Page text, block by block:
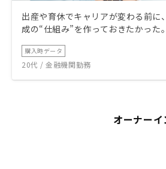
出産や育休でキャリアが変わる前に
成の“仕組み”を作っておきたかった。
購入時データ
20代 / 金融機関勤務
オーナー